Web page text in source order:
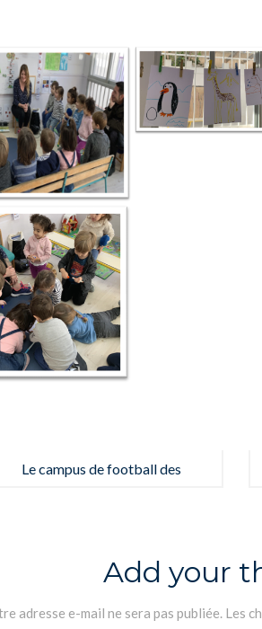
Le campus de football des
Add your
adresse e-mail ne sera pas publiée. Les